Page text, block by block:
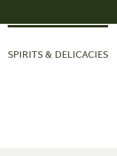
SPIRITS & DELICACIES